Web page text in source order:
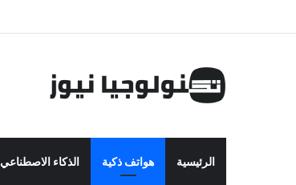
الرئيسية هواتف ذكية الذكاء الاصطناعي